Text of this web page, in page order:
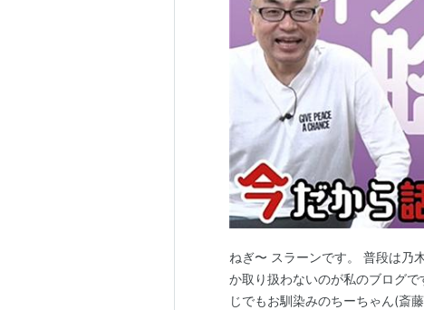
ねぎ〜 スラーンです。 普段は乃
か取り扱わないのが私のブログ
じでもお馴染みのちーちゃん(斎